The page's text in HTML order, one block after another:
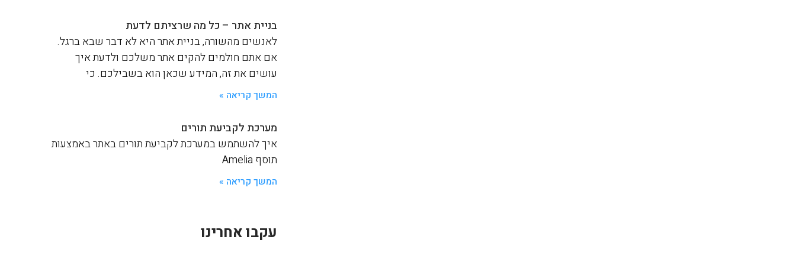
בניית אתר – כל מה שרציתם לדעת
לאנשים מהשורה, בניית אתר היא לא דבר שבא ברגל.
אם אתם חולמים להקים אתר משלכם ולדעת איך
עושים את זה, המידע שכאן הוא בשבילכם. כי
המשך קריאה »
מערכת לקביעת תורים
איך להשתמש במערכת לקביעת תורים באתר באמצעות
תוסף Amelia
המשך קריאה »
עקבו אחרינו